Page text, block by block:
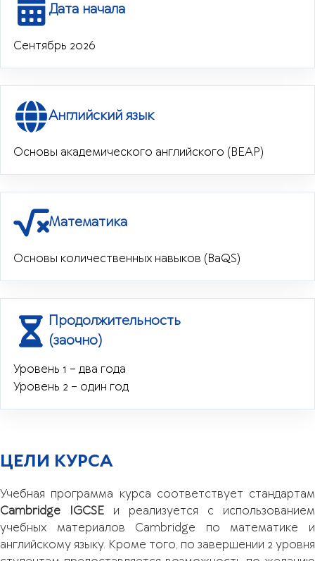
Дата начала
Сентябрь 2026
Английский язык
Основы академического английского (BEAP)
Математика
Основы количественных навыков (BaQS)
Продолжительность
(заочно)
Уровень 1 – два года
Уровень 2 – один год
ЦЕЛИ КУРСА
Учебная программа курса соответствует стандартам
Cambridge IGCSE и реализуется с использованием
учебных материалов Cambridge по математике и
английскому языку. Кроме того, по завершении 2 уровня